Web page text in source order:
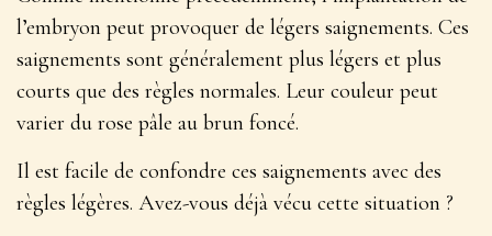
l’embryon peut provoquer de légers saignements. Ces
saignements sont généralement plus légers et plus
courts que des règles normales. Leur couleur peut
varier du rose pâle au brun foncé.
Il est facile de confondre ces saignements avec des
règles légères. Avez-vous déjà vécu cette situation ?